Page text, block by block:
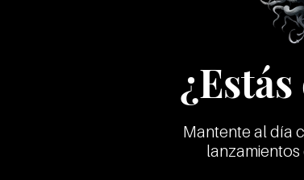
¿Estás
Mantente al día
lanzamientos